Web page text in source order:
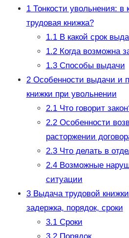
1Тонкости увольнения: в
трудовая книжка?
1.1В какой срок
1.2Когда возможна
1.3Способы выдачи
2Особенности выдачи и
книжки при увольнении
2.1Что говорит
2.2Особенности
расторжении
2.3Что делать в
2.4Возможные
ситуации
3Выдача трудовой
задержка, порядок, сроки
3.1Сроки